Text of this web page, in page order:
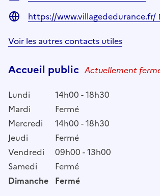
https://www.villagededurance.fr/
Voir les autres contacts utiles
Accueil public Actuellement
Lundi
14h00 - 18h30
Mardi
Fermé
Mercredi
14h00 - 18h30
Jeudi
Fermé
Vendredi
09h00 - 13h00
Samedi
Fermé
Dimanche Fermé